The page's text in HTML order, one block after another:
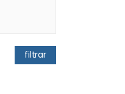
filtrar